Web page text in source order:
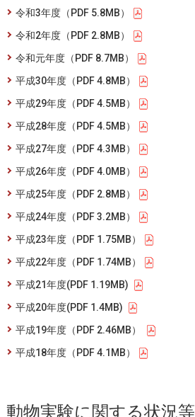
令和3年度（PDF 5.8MB）
令和2年度（PDF 2.8MB）
令和元年度（PDF 8.7MB）
平成30年度（PDF 4.8MB）
平成29年度（PDF 4.5MB）
平成28年度（PDF 4.5MB）
平成27年度（PDF 4.3MB）
平成26年度（PDF 4.0MB）
平成25年度（PDF 2.8MB）
平成24年度（PDF 3.2MB）
平成23年度（PDF 1.75MB）
平成22年度（PDF 1.74MB）
平成21年度(PDF 1.19MB)
平成20年度(PDF 1.4MB)
平成19年度（PDF 2.46MB）
平成18年度（PDF 4.1MB）
動物実験に関する状況等